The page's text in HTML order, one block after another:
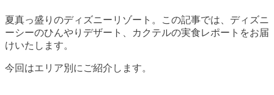
夏真っ盛りのディズニーリゾート。この記事では、ディズニ
ーシーのひんやりデザート、カクテルの実食レポートをお届
けいたします。
今回はエリア別にご紹介します。